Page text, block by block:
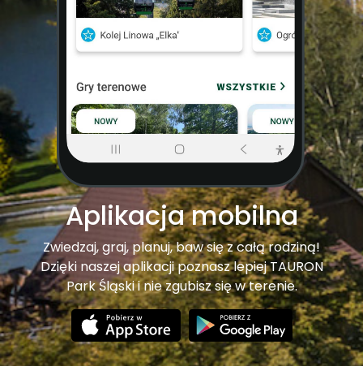
Aplikacja mobilna
Zwiedzaj, graj, planuj, baw się z całą rodziną!
Dzięki naszej aplikacji poznasz lepiej TAURON
Park Śląski i nie zgubisz się w terenie.